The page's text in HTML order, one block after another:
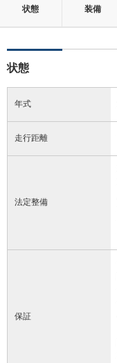
修復歴：無
状態 装備
状態
年式
走行距離
法定整備
保証